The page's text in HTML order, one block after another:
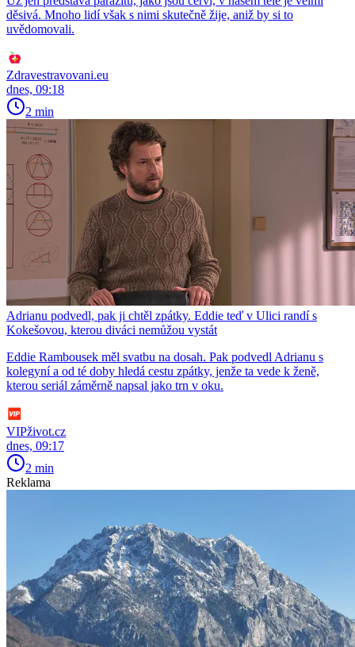
děsivá. Mnoho lidí však s nimi skutečně žije, aniž by si to
uvědomovali.
Zdravestravovani.eu
dnes, 09:18
2 min
Adrianu podvedl, pak ji chtěl zpátky. Eddie teď v Ulici randí s
Kokešovou, kterou diváci nemůžou vystát
Eddie Rambousek měl svatbu na dosah. Pak podvedl Adrianu s
kolegyní a od té doby hledá cestu zpátky, jenže ta vede k ženě,
kterou seriál záměrně napsal jako trn v oku.
VIPživot.cz
dnes, 09:17
2 min
Reklama